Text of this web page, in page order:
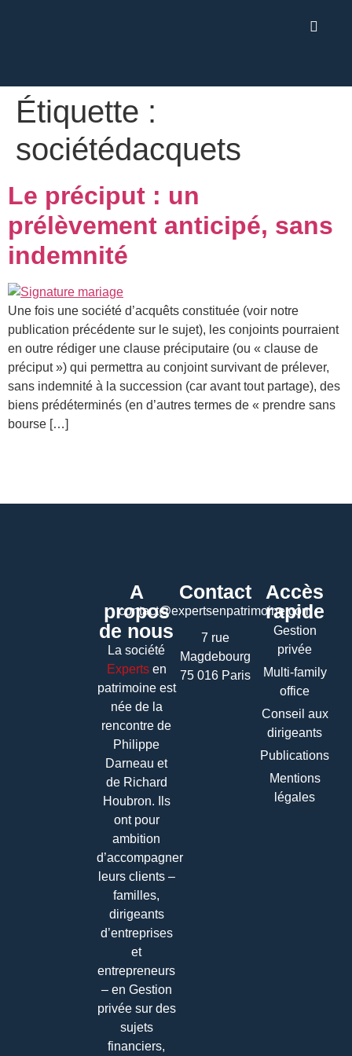
Étiquette :
sociétédacquets
Le préciput : un
prélèvement anticipé, sans
indemnité
Une fois une société d’acquêts constituée (voir notre
publication précédente sur le sujet), les conjoints pourraient
en outre rédiger une clause préciputaire (ou « clause de
préciput ») qui permettra au conjoint survivant de prélever,
sans indemnité à la succession (car avant tout partage), des
biens prédéterminés (en d’autres termes de « prendre sans
bourse […]
A
propos
de nous
La société
Expertsen
patrimoine est
née de la
rencontre de
Philippe
Darneau et
de Richard
Houbron. Ils
ont pour
ambition
d’accompagner
leurs clients –
familles,
dirigeants
d’entreprises
et
entrepreneurs
– en Gestion
privée sur des
sujets
financiers,
Contact
contact@expertsenpatrimoine.com
7 rue
Magdebourg
75 016 Paris
Accès
rapide
Gestion
privée
Multi-family
office
Conseil aux
dirigeants
Publications
Mentions
légales